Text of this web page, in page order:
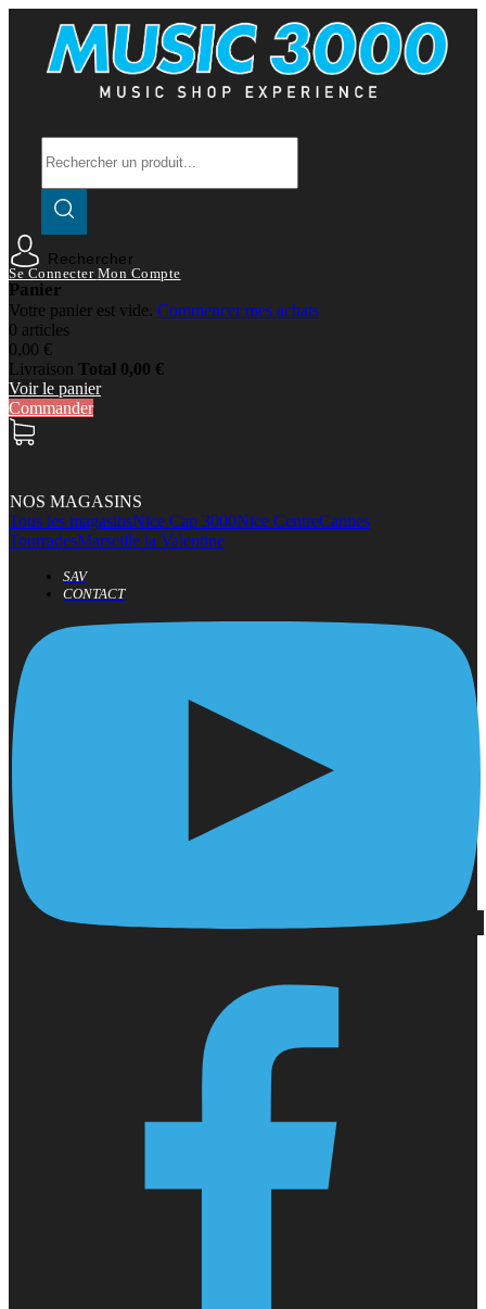
Rechercher
Se Connecter Mon Compte
Panier
Votre panier est vide. Commencer mes achats
0 articles
0,00 €
Livraison Total 0,00 €
Voir le panier
Commander
NOS MAGASINS
Tous les magasinsNice Cap 3000Nice CentreCannes
TourradesMarseille la Valentine
SAV
CONTACT